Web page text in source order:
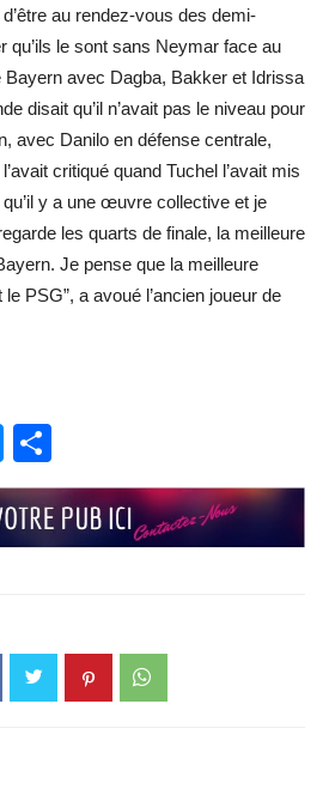
au rendez-vous des demi-
qu’ils le sont sans Neymar face au
Bayern avec Dagba, Bakker et Idrissa
disait qu’il n’avait pas le niveau pour
avec Danilo en défense centrale,
critiqué quand Tuchel l’avait mis
y a une œuvre collective et je
les quarts de finale, la meilleure
Je pense que la meilleure
PSG”, a avoué l’ancien joueur de
Messenger